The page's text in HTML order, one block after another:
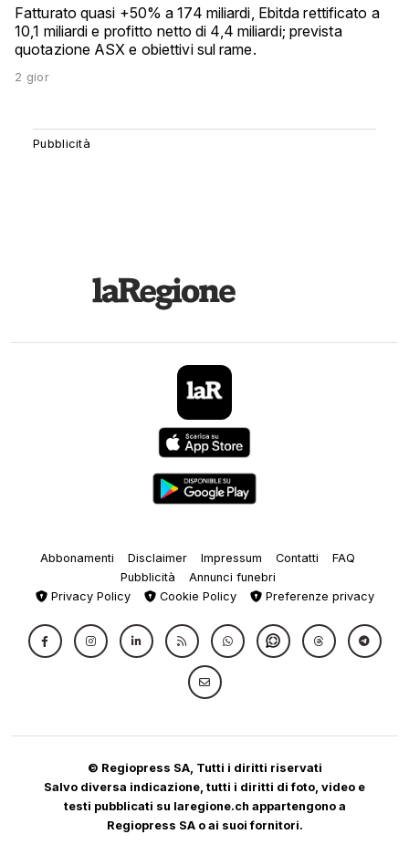
Fatturato quasi +50% a 174 miliardi, Ebitda rettificato a
10,1 miliardi e profitto netto di 4,4 miliardi; prevista
quotazione ASX e obiettivi sul rame.
2 gior
Abbonamenti Disclaimer Impressum Contatti
FAQ
Pubblicità
Annunci funebri
Privacy Policy
Cookie Policy Preferenze privacy
© Regiopress SA, Tutti i diritti riservati
Salvo diversa indicazione, tutti i diritti di foto, video e
testi pubblicati su laregione.ch appartengono a
Regiopress SA o ai suoi fornitori.